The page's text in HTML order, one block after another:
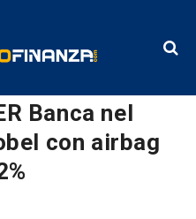
Banca nel
con airbag